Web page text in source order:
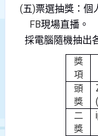
(五)票選抽獎：個
FB現場直播。
採電腦隨機抽出
獎
項
頭
獎
二
獎